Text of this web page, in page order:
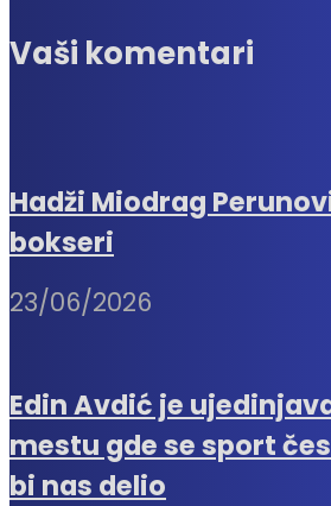
Vaši komentari
Hadži Miodrag
bokseri
23/06/2026
Edin Avdić je
mestu gde se sport
bi nas delio